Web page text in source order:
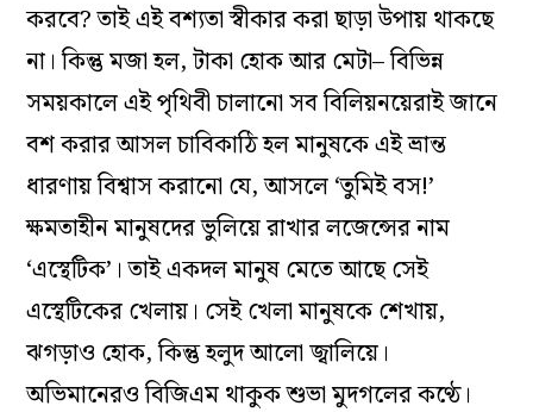
করবে? তাই এই বশ্যতা স্বীকার করা ছাড়া উপায় থাকছে
না। কিন্তু মজা হল, টাকা হোক আর মেটা– বিভিন্ন
সময়কালে এই পৃথিবী চালানো সব বিলিয়নয়েরাই জানে
বশ করার আসল চাবিকাঠি হল মানুষকে এই ভ্রান্ত
ধারণায় বিশ্বাস করানো যে, আসলে ‘তুমিই বস!’
ক্ষমতাহীন মানুষদের ভুলিয়ে রাখার লজেন্সের নাম
‘এস্থেটিক’। তাই একদল মানুষ মেতে আছে সেই
এস্থেটিকের খেলায়। সেই খেলা মানুষকে শেখায়,
ঝগড়াও হোক, কিন্তু হলুদ আলো জ্বালিয়ে।
অভিমানেরও বিজিএম থাকুক শুভা মুদগলের কণ্ঠে।